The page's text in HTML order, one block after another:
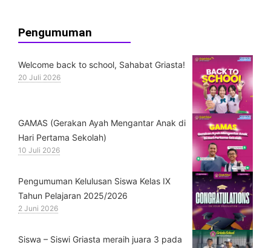
Pengumuman
Welcome back to school, Sahabat Griasta!
20 Juli 2026
GAMAS (Gerakan Ayah Mengantar Anak di
Hari Pertama Sekolah)
10 Juli 2026
Pengumuman Kelulusan Siswa Kelas IX
Tahun Pelajaran 2025/2026
2 Juni 2026
Siswa – Siswi Griasta meraih juara 3 pada